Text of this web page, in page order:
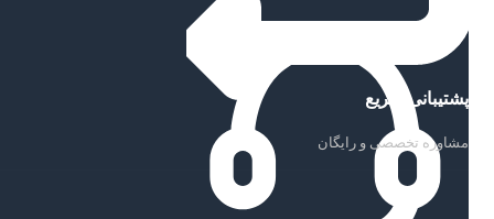
پشتیبانی سریع
مشاوره تخصصی و رایگان